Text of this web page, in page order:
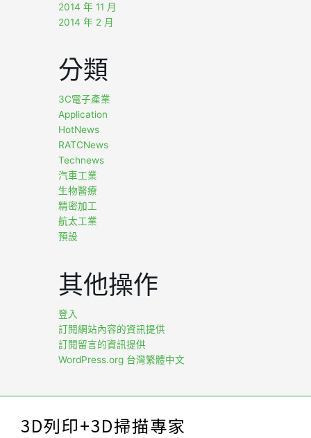
2014 年 11 月
2014 年 2 月
分類
3C電子產業
Application
HotNews
RATCNews
Technews
汽車工業
生物醫療
精密加工
航太工業
預設
其他操作
登入
訂閱網站內容的資訊提供
訂閱留言的資訊提供
WordPress.org 台灣繁體中文
3D列印+3D掃描專家